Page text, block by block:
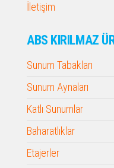
İletişim
ABS KIRILMAZ
Sunum Tabakları
Sunum Aynaları
Katlı Sunumlar
Baharatlıklar
Etajerler